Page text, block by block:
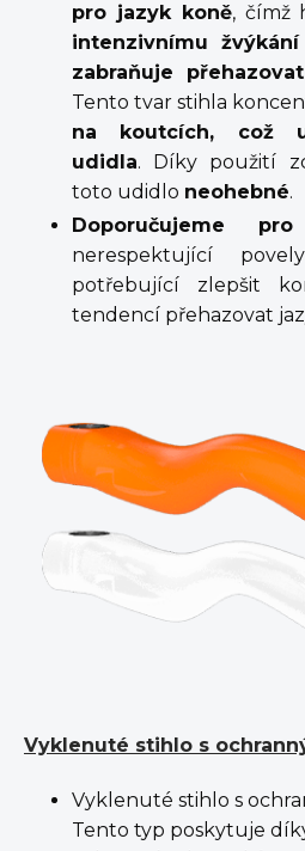
pro jazyk koně, čímž
intenzivnímu žvýkání
zabraňuje
Tento tvar stihla
na koutcích, což
udidla. Díky použití
toto udidlo neohebné.
Doporučujeme
nerespektující
potřebující zlepšit
tendencí přehazovat
Vyklenuté stihlo s
Vyklenuté stihlo s
Tento typ poskytuje